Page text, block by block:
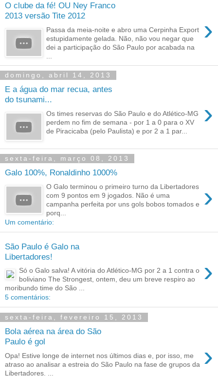
O clube da fé! OU Ney Franco
2013 versão Tite 2012
›
Passa da meia-noite e abro uma Cerpinha Export
estupidamente gelada. Não, não vou negar que
dei a participação do São Paulo por acabada na
domingo, abril 14, 2013
E a água do mar recua, antes
do tsunami...
›
Os times reservas do São Paulo e do Atlético-MG
perdem no fim de semana - por 1 a 0 para o XV
de Piracicaba (pelo Paulista) e por 2 a 1 par...
sexta-feira, março 08, 2013
Galo 100%, Ronaldinho 1000%
›
O Galo terminou o primeiro turno da Libertadores
com 9 pontos em 9 jogados. Não é uma
campanha perfeita por uns gols bobos tomados e
porq...
Um comentário:
São Paulo é Galo na
Libertadores!
›
Só o Galo salva! A vitória do Atlético-MG por 2 a 1 contra o
boliviano The Strongest, ontem, deu um breve respiro ao
moribundo time do São ...
5 comentários:
sexta-feira, fevereiro 15, 2013
Bola aérea na área do São
Paulo é gol
›
Opa! Estive longe de internet nos últimos dias e, por isso, me
atraso ao analisar a estreia do São Paulo na fase de grupos da
Libertadores. ...